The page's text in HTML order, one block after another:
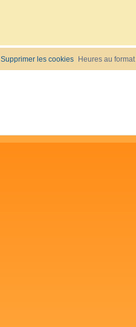
Heures au format
Supprimer les cookies